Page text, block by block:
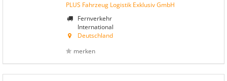
PLUS Fahrzeug Logistik Exklusiv GmbH
Fernverkehr
International
Deutschland
merken